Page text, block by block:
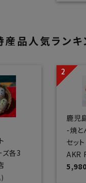
産品人気ランキ
ズ各3
鹿児
-焼と
セッ
AKR